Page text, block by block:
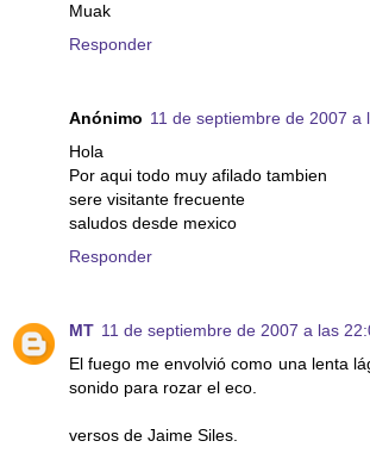
Muak
Responder
Anónimo 11 de septiembre de 2007 a
Hola
Por aqui todo muy afilado tambien
sere visitante frecuente
saludos desde mexico
Responder
MT 11 de septiembre de 2007 a las
El fuego me envolvió como una lenta
sonido para rozar el eco.
versos de Jaime Siles.